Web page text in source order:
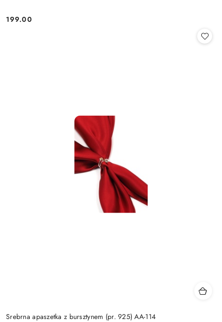
Cena:
199.00
Srebrna apaszetka z bursztynem (pr. 925) AA-114